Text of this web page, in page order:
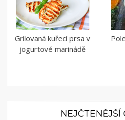
Grilovaná kuřecí prsa v
jogurtové marinádě
NEJČTENĚJŠÍ